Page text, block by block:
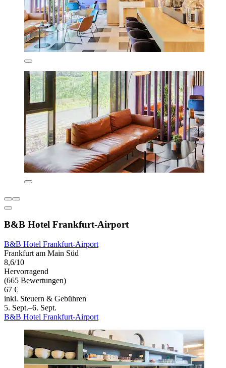
B&B Hotel Frankfurt-Airport
B&B Hotel Frankfurt-Airport
Frankfurt am Main Süd
8,6/10
Hervorragend
(665 Bewertungen)
67 €
inkl. Steuern & Gebühren
5. Sept.–6. Sept.
B&B Hotel Frankfurt-Airport